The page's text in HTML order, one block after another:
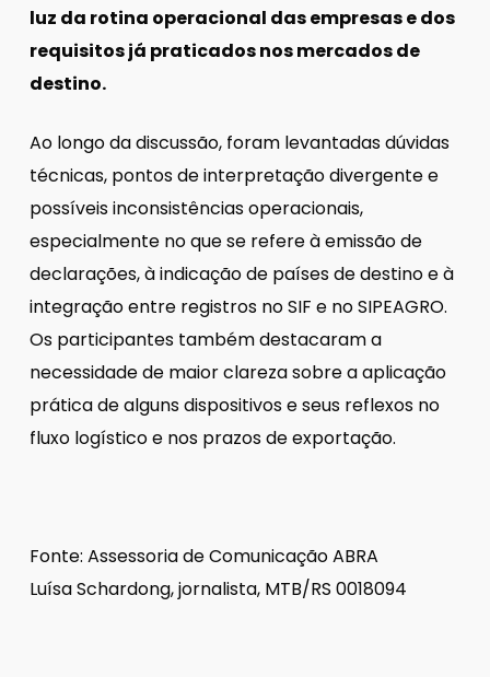
luz da rotina operacional das empresas e dos
requisitos já praticados nos mercados de
destino.
Ao longo da discussão, foram levantadas dúvidas
técnicas, pontos de interpretação divergente e
possíveis inconsistências operacionais,
especialmente no que se refere à emissão de
declarações, à indicação de países de destino e à
integração entre registros no SIF e no SIPEAGRO.
Os participantes também destacaram a
necessidade de maior clareza sobre a aplicação
prática de alguns dispositivos e seus reflexos no
fluxo logístico e nos prazos de exportação.
Fonte: Assessoria de Comunicação ABRA
Luísa Schardong, jornalista, MTB/RS 0018094